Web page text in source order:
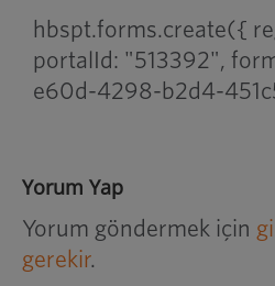
hbspt.forms.create({
portalId: "513392",
e60d-4298-b2d4-
Yorum Yap
Yorum göndermek için
gerekir.